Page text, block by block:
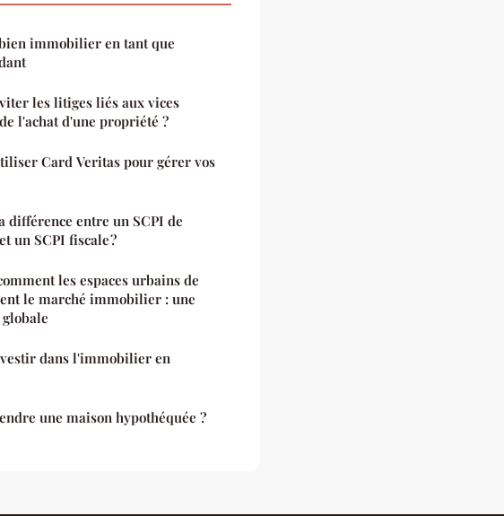
immobilier en tant que
les litiges liés aux vices
l'achat d'une propriété ?
Card Veritas pour gérer vos
différence entre un SCPI de
un SCPI fiscale ?
les espaces urbains de
le marché immobilier : une
dans l'immobilier en
une maison hypothéquée ?